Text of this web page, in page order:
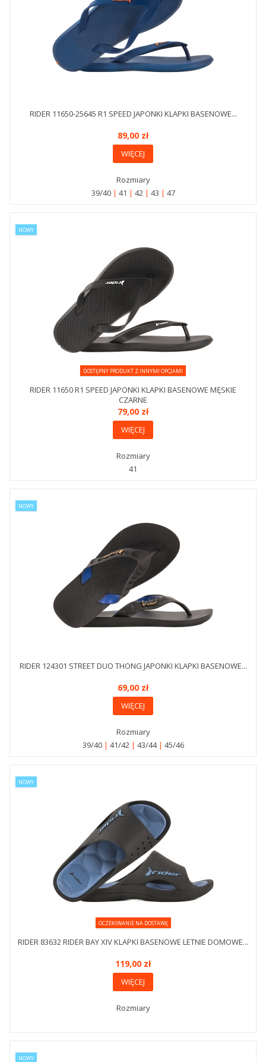
RIDER 11650-25645 R1 SPEED JAPONKI KLAPKI BASENOWE...
89,00 zł
WIĘCEJ
Rozmiary
39/40
41 42 43 47
NOWY
DOSTĘPNY PRODUKT Z INNYMI OPCJAMI
RIDER 11650 R1 SPEED JAPONKI KLAPKI BASENOWE MĘSKIE
CZARNE
79,00 zł
WIĘCEJ
Rozmiary
41
NOWY
RIDER 124301 STREET DUO THONG JAPONKI KLAPKI BASENOWE...
69,00 zł
WIĘCEJ
Rozmiary
39/40
41/42 43/44 45/46
NOWY
OCZEKIWANIE NA DOSTAWĘ
RIDER 83632 RIDER BAY XIV KLAPKI BASENOWE LETNIE DOMOWE...
119,00 zł
WIĘCEJ
Rozmiary
NOWY